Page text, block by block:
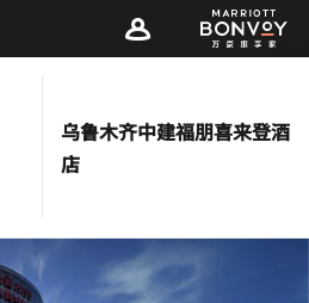
乌鲁木齐中建福朋喜来登酒
店